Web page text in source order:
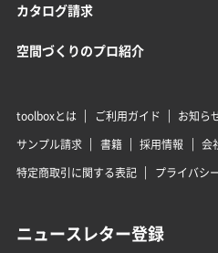
カタログ請求
空間づくりのプロ紹介
toolboxとは ご利用ガイド お知ら
サンプル請求
書籍 採用情報
会
特定商取引に関する表記
プライバシ